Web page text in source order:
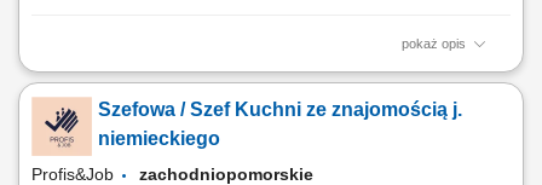
pokaż opis
wspieranie realizacji robót przy budowie i modernizacji obiektów
wykonawczych zgodnie z harmonogramem, przygotowywanie
dokumentacji niezbędnej do odbiorów robót, analiza i weryfikacja
dokumentacji projektowej, współpraca z...
Szefowa / Szef Kuchni ze znajomością j.
niemieckiego
Profis&Job zachodniopomorskie